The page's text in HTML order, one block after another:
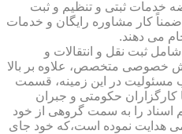
خدمات ثبتی و تنظیم و ثبت
کار مشاوره رایگان و خدمات
می دهند.
ثبت نقل و انتقالات و
خصوصی متخصص، علاوه بر بالا
مسئولیت در این زمینه، قسمت
حکومتی و جبران
اسناد را به سمت گروهی از خود
هدایت نموده است،که خود جای